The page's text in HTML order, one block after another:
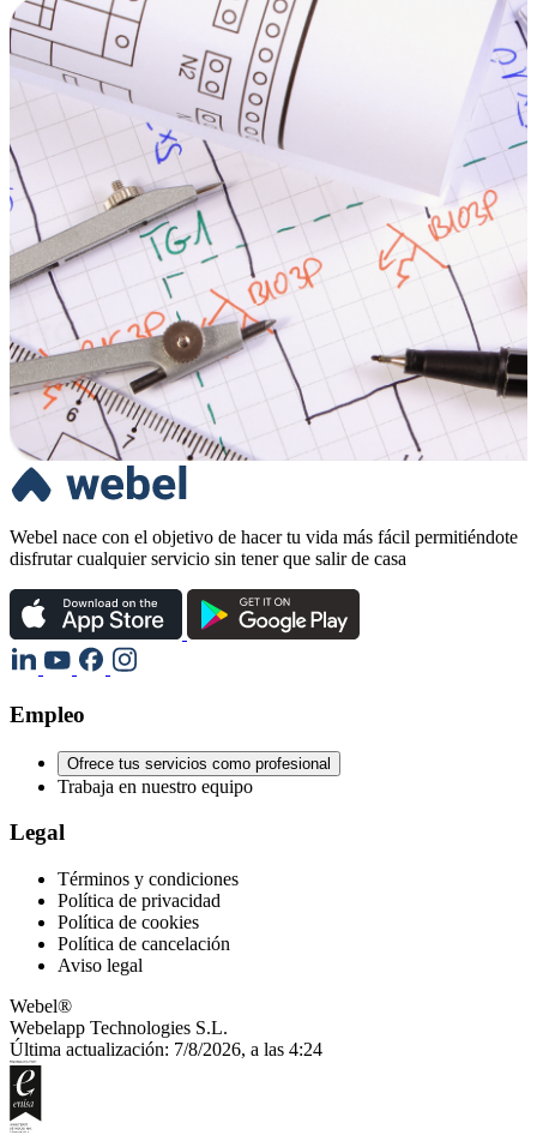
Webel nace con el objetivo de hacer tu vida más fácil permitiéndote
disfrutar cualquier servicio sin tener que salir de casa
Empleo
Ofrece tus servicios como profesional
Trabaja en nuestro equipo
Legal
Términos y condiciones
Política de privacidad
Política de cookies
Política de cancelación
Aviso legal
Webel®
Webelapp Technologies S.L.
Última actualización: 7/8/2026, a las 4:24